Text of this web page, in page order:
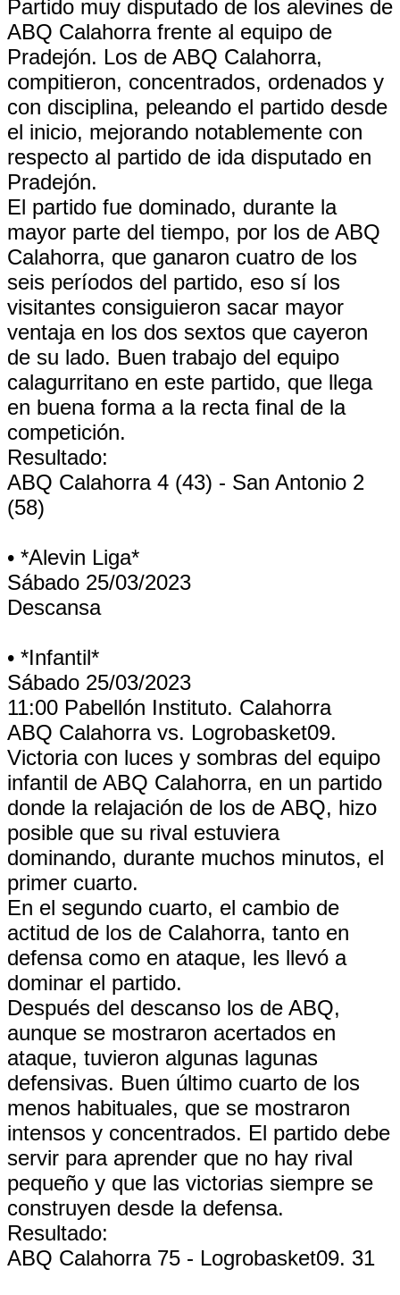
Partido muy disputado de los alevines de
ABQ Calahorra frente al equipo de
Pradejón. Los de ABQ Calahorra,
compitieron, concentrados, ordenados y
con disciplina, peleando el partido desde
el inicio, mejorando notablemente con
respecto al partido de ida disputado en
Pradejón.
El partido fue dominado, durante la
mayor parte del tiempo, por los de ABQ
Calahorra, que ganaron cuatro de los
seis períodos del partido, eso sí los
visitantes consiguieron sacar mayor
ventaja en los dos sextos que cayeron
de su lado. Buen trabajo del equipo
calagurritano en este partido, que llega
en buena forma a la recta final de la
competición.
Resultado:
ABQ Calahorra 4 (43) - San Antonio 2
(58)
• *Alevin Liga*
Sábado 25/03/2023
Descansa
• *Infantil*
Sábado 25/03/2023
11:00 Pabellón Instituto. Calahorra
ABQ Calahorra vs. Logrobasket09.
Victoria con luces y sombras del equipo
infantil de ABQ Calahorra, en un partido
donde la relajación de los de ABQ, hizo
posible que su rival estuviera
dominando, durante muchos minutos, el
primer cuarto.
En el segundo cuarto, el cambio de
actitud de los de Calahorra, tanto en
defensa como en ataque, les llevó a
dominar el partido.
Después del descanso los de ABQ,
aunque se mostraron acertados en
ataque, tuvieron algunas lagunas
defensivas. Buen último cuarto de los
menos habituales, que se mostraron
intensos y concentrados. El partido debe
servir para aprender que no hay rival
pequeño y que las victorias siempre se
construyen desde la defensa.
Resultado:
ABQ Calahorra 75 - Logrobasket09. 31